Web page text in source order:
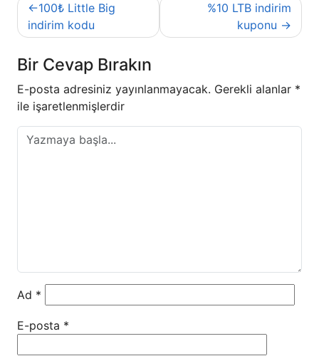
Yazı
gezinmesi
100₺ Little Big
indirim kodu
%10 LTB indirim
kuponu
Bir Cevap Bırakın
E-posta adresiniz yayınlanmayacak. Gerekli alanlar *
ile işaretlenmişlerdir
Ad *
E-posta *